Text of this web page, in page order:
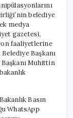
Cumhuriyet,
Dezenformasyon
Raporuna
Ulaştı!
için
belediye
medya
gazetesi,
faaliyetlerine
Başkanı
Muhittin
Basın
WhatsApp